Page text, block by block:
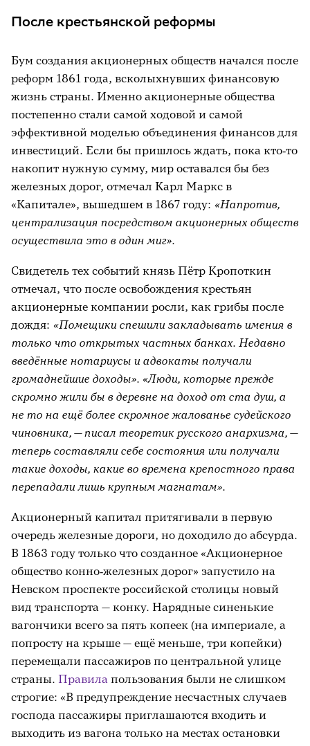
После крестьянской реформы
Бум создания акционерных обществ начался после
реформ 1861 года, всколыхнувших финансовую
жизнь страны. Именно акционерные общества
постепенно стали самой ходовой и самой
эффективной моделью объединения финансов для
инвестиций. Если бы пришлось ждать, пока кто‑то
накопит нужную сумму, мир оставался бы без
железных дорог, отмечал Карл Маркс в
«Капитале», вышедшем в 1867 году: «Напротив,
централизация посредством акционерных обществ
осуществила это в один миг».
Свидетель тех событий князь Пётр Кропоткин
отмечал, что после освобождения крестьян
акционерные компании росли, как грибы после
дождя: «Помещики спешили закладывать имения в
только что открытых частных банках. Недавно
введённые нотариусы и адвокаты получали
громаднейшие доходы». «Люди, которые прежде
скромно жили бы в деревне на доход от ста душ, а
не то на ещё более скромное жалованье судейского
чиновника, — писал теоретик русского анархизма, —
теперь составляли себе состояния или получали
такие доходы, какие во времена крепостного права
перепадали лишь крупным магнатам».
Акционерный капитал притягивали в первую
очередь железные дороги, но доходило до абсурда.
В 1863 году только что созданное «Акционерное
общество конно‑железных дорог» запустило на
Невском проспекте российской столицы новый
вид транспорта — конку. Нарядные синенькие
вагончики всего за пять копеек (на империале, а
попросту на крыше — ещё меньше, три копейки)
перемещали пассажиров по центральной улице
страны. Правила пользования были не слишком
строгие: «В предупреждение несчастных случаев
господа пассажиры приглашаются входить и
выходить из вагона только на местах остановки